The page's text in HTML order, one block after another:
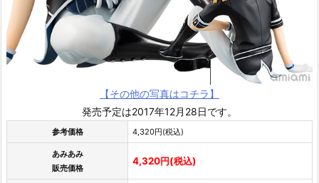
【その他の写真はコチラ】
発売予定は2017年12月28日です。
参考価格 4,320円(税込)
あみあみ
販売価格
4,320円(税込)